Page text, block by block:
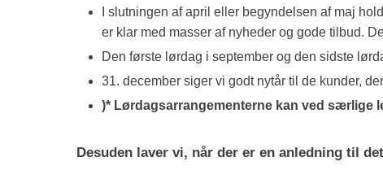
I slutningen af april eller begyndelsen af maj
er klar med masser af nyheder og gode tilbud.
Den første lørdag i september og den sidste
31. december siger vi godt nytår til de kunder,
)* Lørdagsarrangementerne kan ved særlige
Desuden laver vi, når der er en anledning til